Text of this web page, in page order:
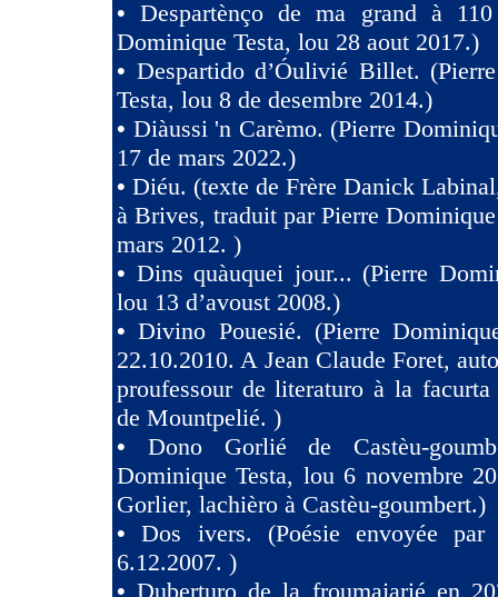
•Despartènço de ma grand à
Dominique Testa, lou 28 aout 2017.)
• Despartido d’Óulivié Billet.
Testa, lou 8 de desembre 2014.)
• Diàussi 'n Carèmo. (Pierre
17 de mars 2022.)
• Diéu. (texte de Frère Danick
à Brives, traduit par Pierre
mars 2012. )
• Dins quàuquei jour... (Pierre
lou 13 d’avoust 2008.)
•Divino Pouesié. (Pierre
22.10.2010. A Jean Claude Foret,
proufessour de literaturo à la
de Mountpelié. )
• Dono Gorlié de Castèu-
Dominique Testa, lou 6 novembre
Gorlier, lachièro à Castèu-goumbert.)
•Dos ivers. (Poésie envoyée
6.12.2007. )
•Duberturo de la froumajarié en